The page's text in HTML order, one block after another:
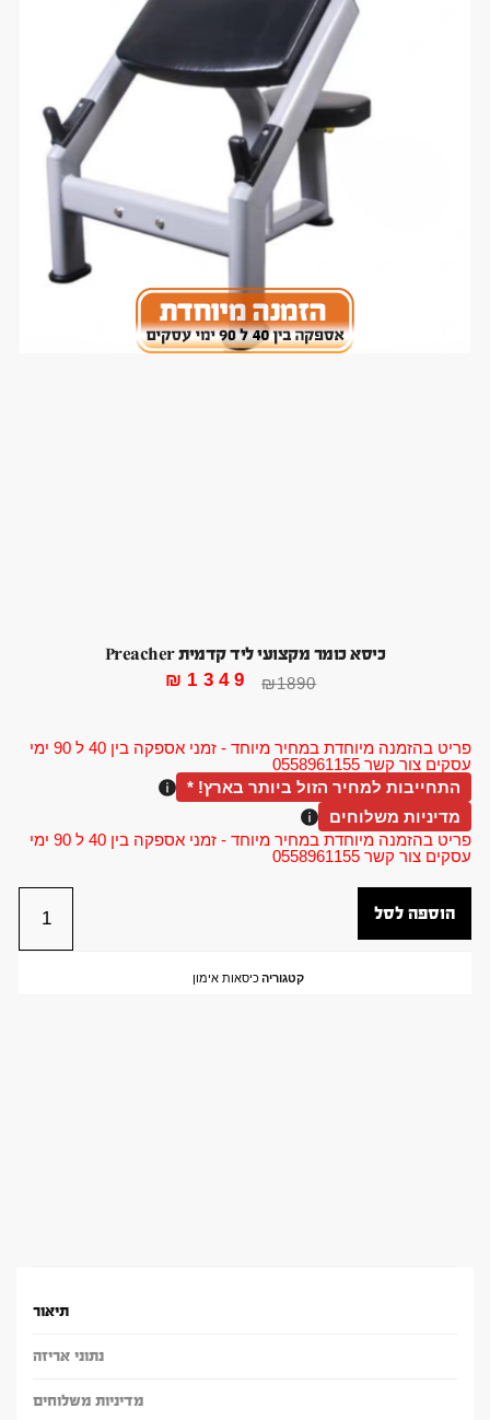
פריט בהזמנה מיוחדת במחיר מיוחד - זמני אספקה בין 40 ל 90 ימי
עסקים צור קשר 0558961155
כיסא כומר מקצועי ליד קדמית Preacher
₪1890
₪ 1349
התחייבות למחיר הזול ביותר בארץ! *
מדיניות משלוחים
פריט בהזמנה מיוחדת במחיר מיוחד - זמני אספקה בין 40 ל 90 ימי
עסקים צור קשר 0558961155
הוספה לסל
קטגוריה כיסאות אימון
תיאור
נתוני אריזה
מדיניות משלוחים